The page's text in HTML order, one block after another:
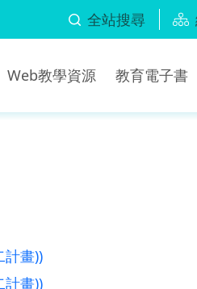
全站搜尋
Web教學資源 教育電子書
計畫))
計畫))